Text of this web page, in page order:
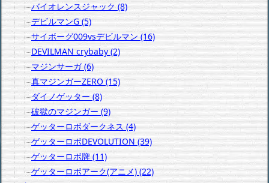
バイオレンスジャック (8)
デビルマンG (5)
サイボーグ009vsデビルマン (16)
DEVILMAN crybaby (2)
マジンサーガ (6)
真マジンガーZERO (15)
ダイノゲッター (8)
破獄のマジンガー (9)
ゲッターロボダークネス (4)
ゲッターロボDEVOLUTION (39)
ゲッターロボ牌 (11)
ゲッターロボアーク(アニメ) (22)